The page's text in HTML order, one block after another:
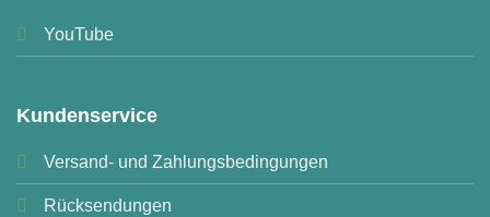
YouTube
Kundenservice
Versand- und Zahlungsbedingungen
Rücksendungen